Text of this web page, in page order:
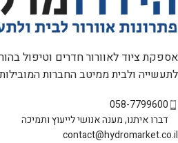
אספקת ציוד לאוורור חדרים וטיפול
לתעשייה ולבית ממיטב החברות
058-7799600
דברו איתנו, מענה אנושי לייעוץ ותמיכה
contact@hydromarket.co.il